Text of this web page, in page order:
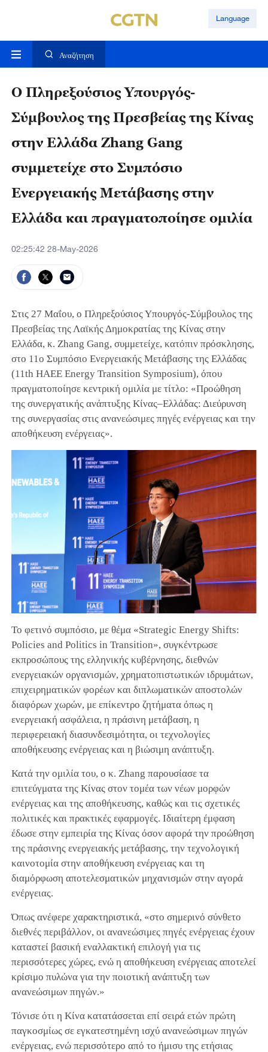
Language
Αναζήτηση
Ο Πληρεξούσιος Υπουργός-
Σύμβουλος της Πρεσβείας της Κίνας
στην Ελλάδα Zhang Gang
συμμετείχε στο Συμπόσιο
Ενεργειακής Μετάβασης στην
Ελλάδα και πραγματοποίησε ομιλία
02:25:42 28-May-2026
Στις 27 Μαΐου, ο Πληρεξούσιος Υπουργός-Σύμβουλος της
Πρεσβείας της Λαϊκής Δημοκρατίας της Κίνας στην
Ελλάδα, κ. Zhang Gang, συμμετείχε, κατόπιν πρόσκλησης,
στο 11ο Συμπόσιο Ενεργειακής Μετάβασης της Ελλάδας
(11th HAEE Energy Transition Symposium), όπου
πραγματοποίησε κεντρική ομιλία με τίτλο: «Προώθηση
της συνεργατικής ανάπτυξης Κίνας–Ελλάδας: Διεύρυνση
της συνεργασίας στις ανανεώσιμες πηγές ενέργειας και την
αποθήκευση ενέργειας».
Το φετινό συμπόσιο, με θέμα «Strategic Energy Shifts:
Policies and Politics in Transition», συγκέντρωσε
εκπροσώπους της ελληνικής κυβέρνησης, διεθνών
ενεργειακών οργανισμών, χρηματοπιστωτικών ιδρυμάτων,
επιχειρηματικών φορέων και διπλωματικών αποστολών
διαφόρων χωρών, με επίκεντρο ζητήματα όπως η
ενεργειακή ασφάλεια, η πράσινη μετάβαση, η
περιφερειακή διασυνδεσιμότητα, οι τεχνολογίες
αποθήκευσης ενέργειας και η βιώσιμη ανάπτυξη.
Κατά την ομιλία του, ο κ. Zhang παρουσίασε τα
επιτεύγματα της Κίνας στον τομέα των νέων μορφών
ενέργειας και της αποθήκευσης, καθώς και τις σχετικές
πολιτικές και πρακτικές εφαρμογές. Ιδιαίτερη έμφαση
έδωσε στην εμπειρία της Κίνας όσον αφορά την προώθηση
της πράσινης ενεργειακής μετάβασης, την τεχνολογική
καινοτομία στην αποθήκευση ενέργειας και τη
διαμόρφωση αποτελεσματικών μηχανισμών στην αγορά
ενέργειας.
Όπως ανέφερε χαρακτηριστικά, «στο σημερινό σύνθετο
διεθνές περιβάλλον, οι ανανεώσιμες πηγές ενέργειας έχουν
καταστεί βασική εναλλακτική επιλογή για τις
περισσότερες χώρες, ενώ η αποθήκευση ενέργειας αποτελεί
κρίσιμο πυλώνα για την ποιοτική ανάπτυξη των
ανανεώσιμων πηγών.»
Τόνισε ότι η Κίνα κατατάσσεται επί σειρά ετών πρώτη
παγκοσμίως σε εγκατεστημένη ισχύ ανανεώσιμων πηγών
ενέργειας, ενώ περισσότερο από το ήμισυ της ετήσιας